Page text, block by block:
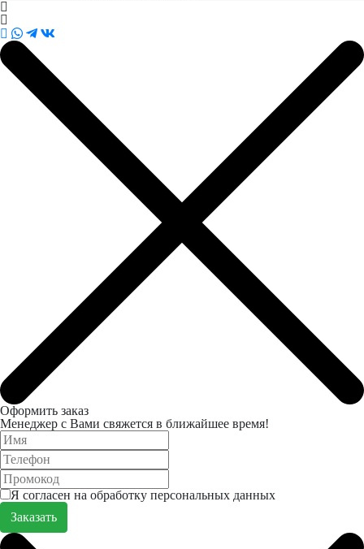
Оформить заказ
Менеджер с Вами свяжется в ближайшее время!
Я согласен на обработку персональных данных
Заказать